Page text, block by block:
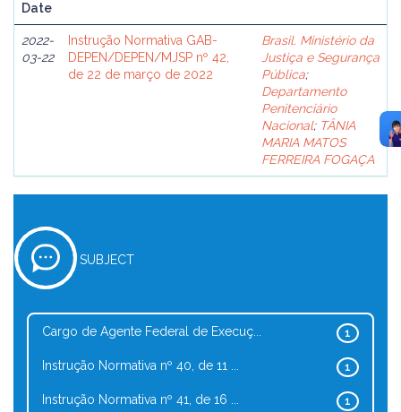
Date
2022-
03-22
Instrução Normativa GAB-
DEPEN/DEPEN/MJSP nº 42,
de 22 de março de 2022
Brasil. Ministério da
Justiça e Segurança
Pública;
Departamento
Penitenciário
Nacional; TÂNIA
MARIA MATOS
FERREIRA FOGAÇA
SUBJECT
1
Cargo de Agente Federal de Execuç...
1
Instrução Normativa nº 40, de 11 ...
1
Instrução Normativa nº 41, de 16 ...